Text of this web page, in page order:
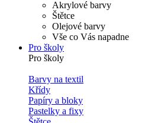
Akrylové barvy
Štětce
Olejové barvy
Vše co Vás napadne
Pro školy
Pro školy
Barvy na textil
Křídy
Papíry a bloky
Pastelky a fixy